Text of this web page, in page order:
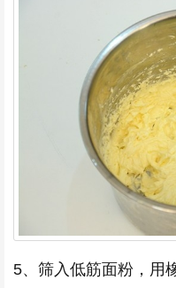
5、筛入低筋面粉，用